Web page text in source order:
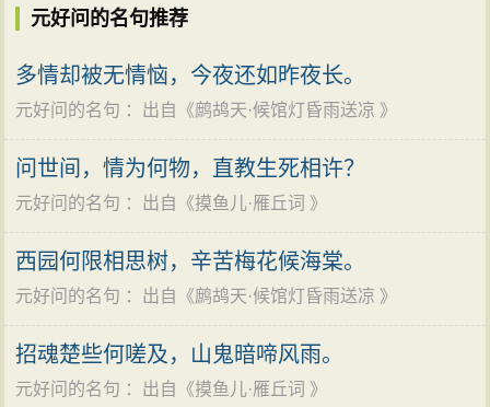
的诗词2116首（其中诗2001首，词115首），而且为每
《金史?艺文传》就是以它为蓝本写成的，后来的《全金
诗》自然也是在它的基础上增补而成的。同时，《中州
集》也为金代历史提供了丰富的资料。元好问一向尊重
史实，不阿时俗，秉笔直书，后代学者一致认为《金
著”。元好问的这种国亡修史的作法，也多为后人所仿
效。
人或凭吊或修缮，留下诗文碑记众多，然而，早在民国
心地说只需破费三数月功夫，查阅抄录了《金实录》上
的有关内容，即可着手《金史》的著述时，他的一个朋
友却从中作梗，未能得在蒙古万户、汉军首领张柔处见
虽然未能实现自己修成金史的愿望，但他所收集的这些
资料，却为元代修宋、辽、金史，以至明朝修元史，提
元好问尊重史实，不阿时俗，秉笔直书，所以后代学者
目》称“多本其所著”。元好问这种国亡修史的作法，也为
后人所仿效。如明朝遗老万斯同拒绝应清政府的博学宏
无主，崔立率兵向蒙古请降献城。崔立投降蒙古后，胁
被迫参加撰写碑文，磨掉宋徽宗所立《甘露碑》字迹，
刻上碑文。
后，元好问随金朝大批官员被俘，并被押往山东聊城看
管两年，后居住冠氏县。元好问作为囚徒，与家人辗转
天锡等接上关系，生活逐渐好转和行动较为自由。
这期间，他痛心金国的沦亡，奸贼的误国，并为了
元好问的名句推荐
多情却被无情恼，今夜还如昨夜长。
元好问的名句 ：出自《鹧鸪天·候馆灯昏雨送凉 》
问世间，情为何物，直教生死相许？
元好问的名句 ：出自《摸鱼儿·雁丘词 》
西园何限相思树，辛苦梅花候海棠。
元好问的名句 ：出自《鹧鸪天·候馆灯昏雨送凉 》
招魂楚些何嗟及，山鬼暗啼风雨。
元好问的名句 ：出自《摸鱼儿·雁丘词 》